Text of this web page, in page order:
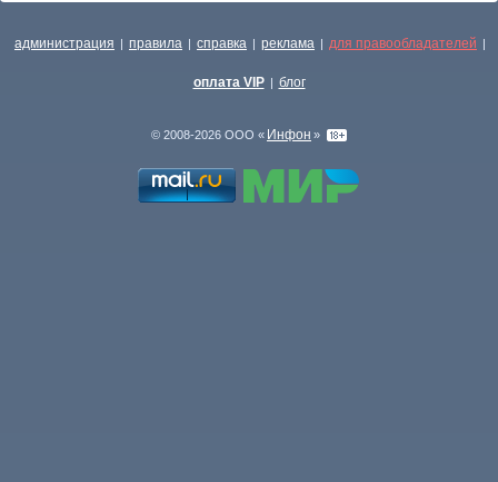
администрация | правила | справка | реклама | для правообладателей |
оплата VIP | блог
© 2008-2026 ООО « Инфон »